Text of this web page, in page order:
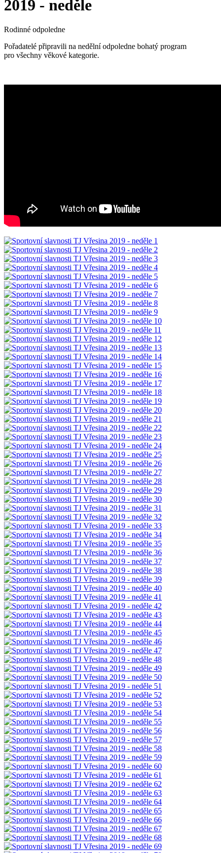
2019 - neděle
Rodinné odpoledne
Pořadatelé připravili na nedělní odpoledne bohatý program
pro všechny věkové kategorie.